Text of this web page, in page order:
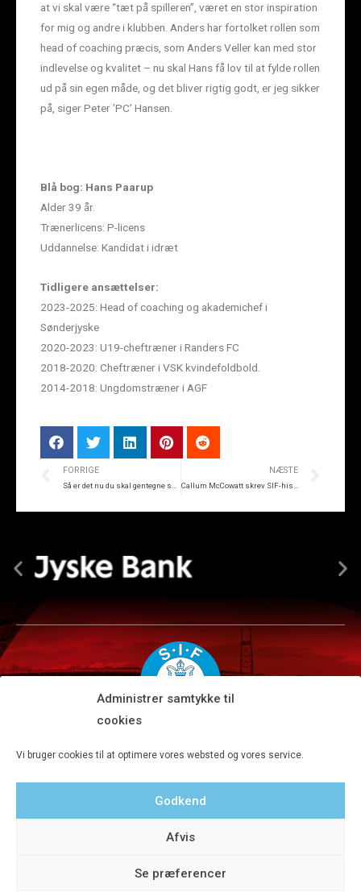
Administrer samtykke til
cookies
Vi bruger cookies til at optimere vores websted og vores service.
Godkend
Afvis
Se præferencer
at vi skal være “tæt på spilleren”, været en stor inspiration
for mig og andre i klubben. Anders har fortolket rollen som
head of coaching præcis, som Anders Veller kan med stor
indlevelse og kvalitet – nu skal Hans få lov til at fylde rollen
ud på sin egen måde, og det bliver rigtig godt, er jeg sikker
på, siger Peter ’PC’ Hansen.
Blå bog: Hans Paarup
Alder 39 år.
Trænerlicens: P-licens
Uddannelse: Kandidat i idræt
Tidligere ansættelser:
2023-2025: Head of coaching og akademichef i
Sønderjyske
2020-2023: U19-cheftræner i Randers FC
2018-2020: Cheftræner i VSK kvindefoldbold.
2014-2018: Ungdomstræner i AGF
FORRIGE NÆSTE
Tlf 8680 4477 · Fax 8680 4647 · Kontortid man-fre kl. 9-15